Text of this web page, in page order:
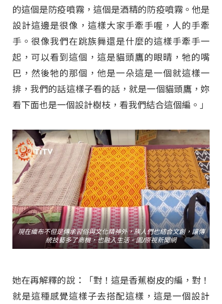
的這個是防疫噴霧，這個是酒精的防疫噴霧。他是
設計這邊是很像，這樣大家手牽手喔，人的手牽
手。很像我們在跳族舞還是什麼的這樣手牽手一
起，可以看到這個，這是貓頭鷹的眼晴，牠的嘴
巴，然後牠的那個，他是一朵這是一個就這樣一
排，我們的話這樣子看的話，就是一個貓頭鷹，妳
看下面也是一個設計樹枝，看我們結合這個編。」
現在織布不但是傳承習俗與文化精神外，族人們也結合文創，讓傳
統技藝多了商機，也融入生活。圖/原視新聞網
她在再解釋的說：「對！這是香蕉樹皮的編，對！
就是這種感覺這樣子去搭配這樣，這是一個設計